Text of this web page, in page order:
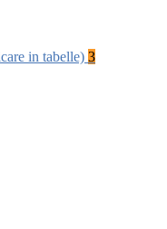
in tabelle) 3